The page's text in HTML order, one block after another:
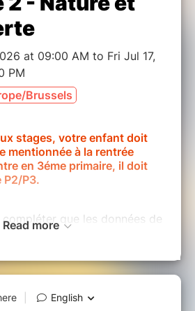
at 09:00 AM to Fri Jul 17,
PM
Brussels
stages, votre enfant doit
mentionnée à la rentrée
en 3éme primaire, il doit
P2/P3.
que les données de
qui paie le stage) dans un
(OBLIGATOIRE) une
via l'onglet "Gérér
le mail de confirmation
Read more